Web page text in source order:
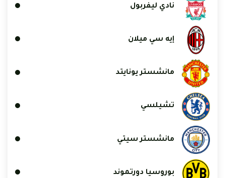
نادي ليفربول
إيه سي ميلان
مانشستر يونايتد
تشيلسي
مانشستر سيتي
بوروسيا دورتموند